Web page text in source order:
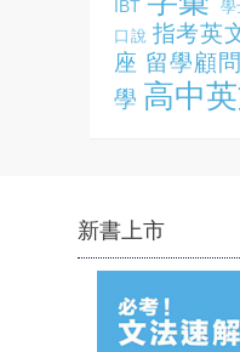
IBT 學
口說 指考英
座 留學顧問
學 高中
新書上市